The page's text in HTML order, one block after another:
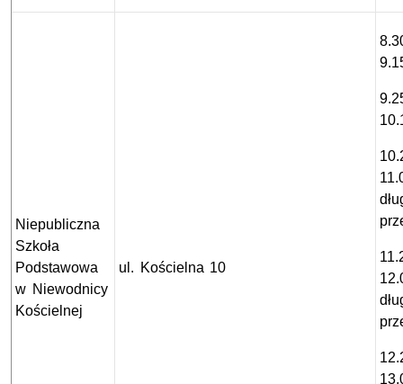
Niepubliczna
Szkoła
Podstawowa
w Niewodnicy
Kościelnej
ul. Kościelna 10